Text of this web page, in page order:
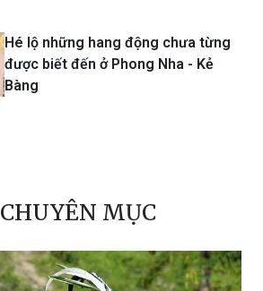
Hé lộ những hang động chưa từng
được biết đến ở Phong Nha - Kẻ
Bàng
MỤC